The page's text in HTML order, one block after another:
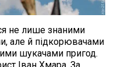
не лише знаними
але й підкорювачами
шукачами пригод.